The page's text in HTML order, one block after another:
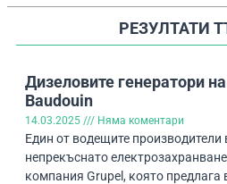
РЕЗУЛТАТИ
Дизеловите генератори
Baudouin
14.03.2025 Няма коментари
Един от водещите производители
непрекъснато
компания Grupel, която предлага